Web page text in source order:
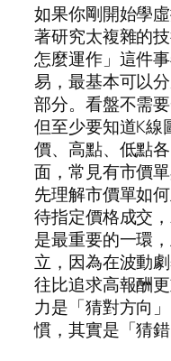
如果你剛開始學
著研究太複雜的
怎麼運作」這件
易，最基本可以
部分。看盤不需
但至少要知道K線
價、高點、低點
面，常見有市價
先理解市價單如
待指定價格成交
是最重要的一環
立，因為在波動
往比追求高報酬
力是「猜對方向
慣，其實是「猜